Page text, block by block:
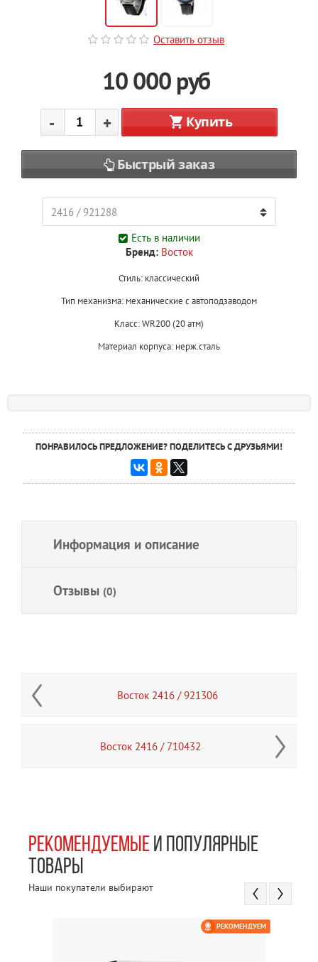
Оставить отзыв
10 000 руб
- + Купить
Быстрый заказ
Есть в наличии
Бренд: Восток
Стиль: классический
Тип механизма: механические с автоподзаводом
Класс: WR200 (20 атм)
Материал корпуса: нерж.сталь
ПОНРАВИЛОСЬ ПРЕДЛОЖЕНИЕ? ПОДЕЛИТЕСЬ С ДРУЗЬЯМИ!
Информация и описание
Отзывы (0)
Восток 2416 / 921306
Восток 2416 / 710432
РЕКОМЕНДУЕМЫЕИ ПОПУЛЯРНЫЕ
ТОВАРЫ
Наши покупатели выбирают
РЕКОМЕНДУЕМ